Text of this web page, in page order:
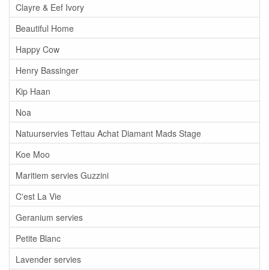
Clayre & Eef Ivory
Beautiful Home
Happy Cow
Henry Bassinger
Kip Haan
Noa
Natuurservies Tettau Achat Diamant Mads Stage
Koe Moo
Maritiem servies Guzzini
C'est La Vie
Geranium servies
Petite Blanc
Lavender servies